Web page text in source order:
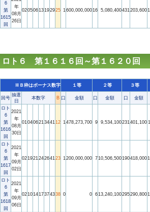
6
第
1615
回
年
08月
26日
02050613192925 1600,000,00016 5,080,400431203,600
ロト６ 第１６１６回～第１６２０回
※Ｂ枠はボーナス数字 １等 ２等 ３等
回号
抽選
日
本数字 B 口 金額 口 金額 口 金額
ロト
6
第
1616
回
2021
年
08月
30日
01040621344112 1478,273,700 9 9,534,100231401,100
ロト
6
第
1617
回
2021
年
09月
02日
02192124264123 1200,000,000 710,506,500190418,000
ロト
6
第
1618
回
2021
年
09月
06日
02101417374338 0 0 613,240,100295290,800